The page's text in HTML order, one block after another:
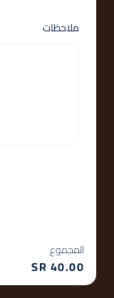
ملاحظات
المجموع
40.00